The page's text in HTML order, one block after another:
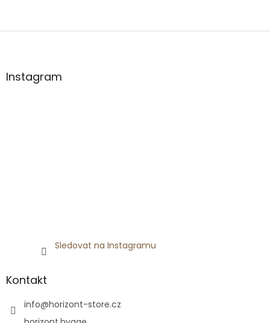
Z
aInstagram
Sledovat na Instagramu
Kontakt
info@horizont-store.cz